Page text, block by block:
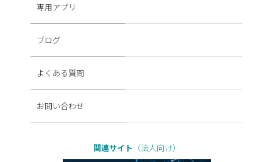
専用アプリ
ブログ
よくある質問
お問い合わせ
関連サイト （法人向け）